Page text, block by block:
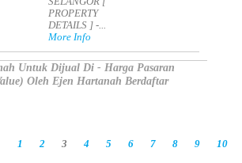
PROPERTY
DETAILS ] -...
More Info
Untuk Dijual Di - Harga Pasaran
Oleh Ejen Hartanah Berdaftar
1 2 3 4 5 6 7 8 9 10